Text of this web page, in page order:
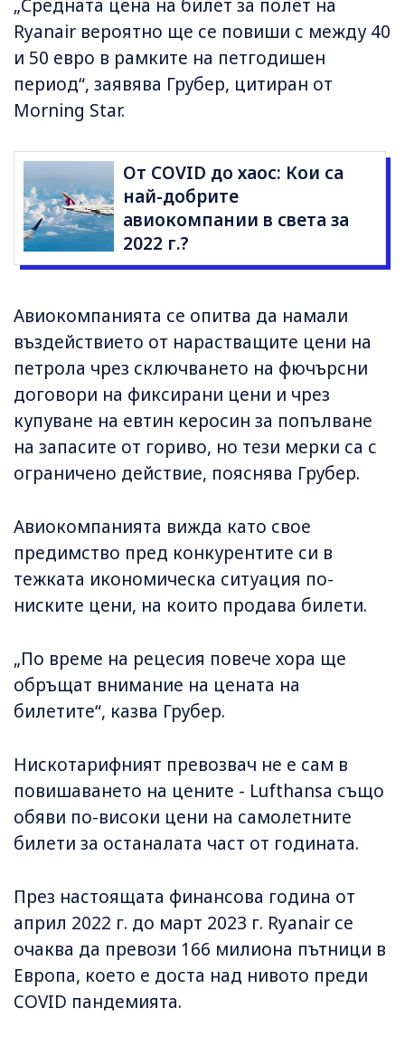
„Средната цена на билет за полет на
Ryanair вероятно ще се повиши с между 40
и 50 евро в рамките на петгодишен
период“, заявява Грубер, цитиран от
Morning Star.
От COVID до хаос: Кои са
най-добрите
авиокомпании в света за
2022 г.?
Авиокомпанията се опитва да намали
въздействието от нарастващите цени на
петрола чрез сключването на фючърсни
договори на фиксирани цени и чрез
купуване на евтин керосин за попълване
на запасите от гориво, но тези мерки са с
ограничено действие, пояснява Грубер.
Авиокомпанията вижда като свое
предимство пред конкурентите си в
тежката икономическа ситуация по-
ниските цени, на които продава билети.
„По време на рецесия повече хора ще
обръщат внимание на цената на
билетите“, казва Грубер.
Нискотарифният превозвач не е сам в
повишаването на цените - Lufthansa също
обяви по-високи цени на самолетните
билети за останалата част от годината.
През настоящата финансова година от
април 2022 г. до март 2023 г. Ryanair се
очаква да превози 166 милиона пътници в
Европа, което е доста над нивото преди
COVID пандемията.